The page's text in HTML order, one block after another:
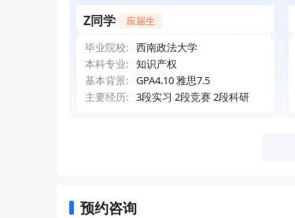
Z同学 应届生
毕业院校: 西南政法大学
本科专业: 知识产权
基本背景: GPA4.10 雅思7.5
主要经历: 3段实习 2段竞赛 2段科研
预约咨询